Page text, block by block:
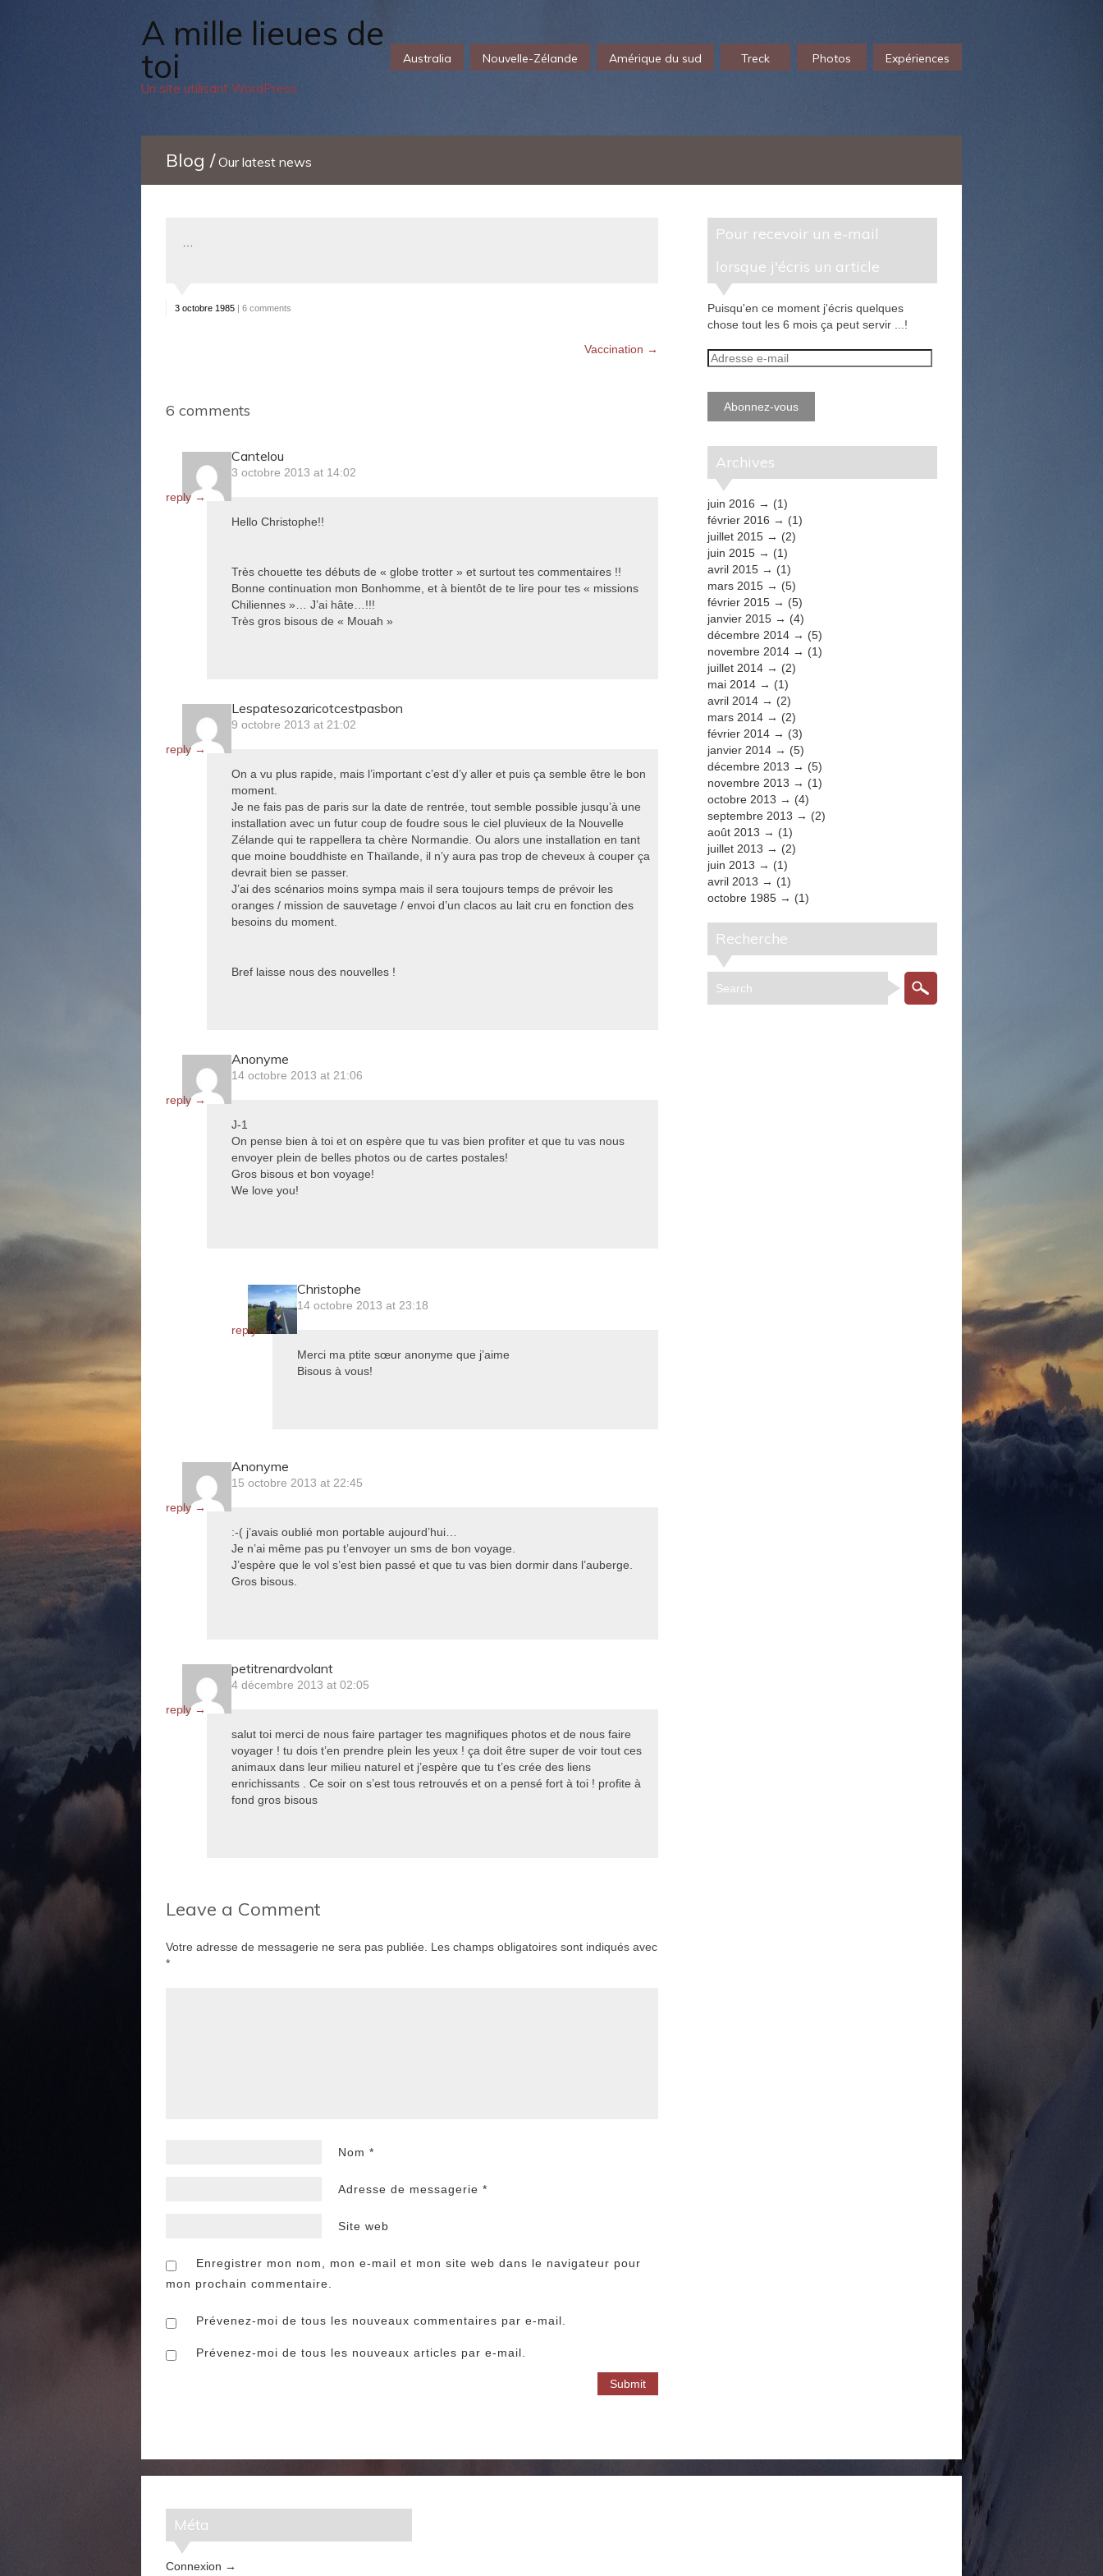
Australia Nouvelle-Zélande Amérique du sud Treck Photos Expériences
A mille lieues de
toi
Un site utilisant WordPress
Blog / Our latest news
3 octobre 1985 | 6 comments
Vaccination →
6 comments
reply →
Cantelou
3 octobre 2013 at 14:02
Hello Christophe!!
Très chouette tes débuts de « globe trotter » et surtout tes commentaires !!
Bonne continuation mon Bonhomme, et à bientôt de te lire pour tes « missions
Chiliennes »… J’ai hâte…!!!
Très gros bisous de « Mouah »
reply →
Lespatesozaricotcestpasbon
9 octobre 2013 at 21:02
On a vu plus rapide, mais l’important c’est d’y aller et puis ça semble être le bon
moment.
Je ne fais pas de paris sur la date de rentrée, tout semble possible jusqu’à une
installation avec un futur coup de foudre sous le ciel pluvieux de la Nouvelle
Zélande qui te rappellera ta chère Normandie. Ou alors une installation en tant
que moine bouddhiste en Thaïlande, il n’y aura pas trop de cheveux à couper ça
devrait bien se passer.
J’ai des scénarios moins sympa mais il sera toujours temps de prévoir les
oranges / mission de sauvetage / envoi d’un clacos au lait cru en fonction des
besoins du moment.
Bref laisse nous des nouvelles !
reply →
Anonyme
14 octobre 2013 at 21:06
J-1
On pense bien à toi et on espère que tu vas bien profiter et que tu vas nous
envoyer plein de belles photos ou de cartes postales!
Gros bisous et bon voyage!
We love you!
reply →
Christophe
14 octobre 2013 at 23:18
Merci ma ptite sœur anonyme que j’aime
Bisous à vous!
reply →
Anonyme
15 octobre 2013 at 22:45
:-( j’avais oublié mon portable aujourd’hui…
Je n’ai même pas pu t’envoyer un sms de bon voyage.
J’espère que le vol s’est bien passé et que tu vas bien dormir dans l’auberge.
Gros bisous.
reply →
petitrenardvolant
4 décembre 2013 at 02:05
salut toi merci de nous faire partager tes magnifiques photos et de nous faire
voyager ! tu dois t’en prendre plein les yeux ! ça doit être super de voir tout ces
animaux dans leur milieu naturel et j’espère que tu t’es crée des liens
enrichissants . Ce soir on s’est tous retrouvés et on a pensé fort à toi ! profite à
fond gros bisous
Leave a Comment
Votre adresse de messagerie ne sera pas publiée.
Les champs obligatoires sont indiqués avec
*
Nom *
Adresse de messagerie *
Site web
Enregistrer mon nom, mon e-mail et mon site web dans le navigateur pour
mon prochain commentaire.
Prévenez-moi de tous les nouveaux commentaires par e-mail.
Prévenez-moi de tous les nouveaux articles par e-mail.
Pour recevoir un e-mail
lorsque j'écris un article
Puisqu'en ce moment j'écris quelques
chose tout les 6 mois ça peut servir ...!
Adresse
mail
Abonnez-vous
Archives
juin 2016
(1)
février 2016
(1)
juillet 2015
(2)
juin 2015
(1)
avril 2015
(1)
mars 2015
(5)
février 2015
(5)
janvier 2015
(4)
décembre 2014
(5)
novembre 2014
(1)
juillet 2014
(2)
mai 2014
(1)
avril 2014
(2)
mars 2014
(2)
février 2014
(3)
janvier 2014
(5)
décembre 2013
(5)
novembre 2013
(1)
octobre 2013
(4)
septembre 2013
(2)
août 2013
(1)
juillet 2013
(2)
juin 2013
(1)
avril 2013
(1)
octobre 1985
(1)
Recherche
Méta
Connexion